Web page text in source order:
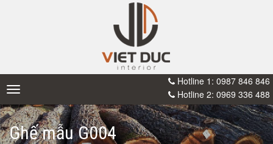
Toggle
navigation
Hotline 1: 0987 846 846
Hotline 2: 0969 336 488
Ghế mẫu G004